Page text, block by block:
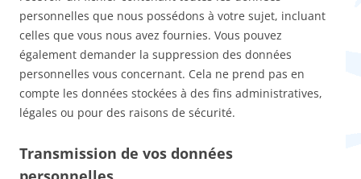
personnelles que nous possédons à votre sujet, incluant
celles que vous nous avez fournies. Vous pouvez
également demander la suppression des données
personnelles vous concernant. Cela ne prend pas en
compte les données stockées à des fins administratives,
légales ou pour des raisons de sécurité.
Transmission de vos données